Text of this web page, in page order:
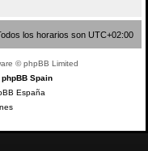
los horarios son UTC+02:00
© phpBB Limited
phpBB Spain
España